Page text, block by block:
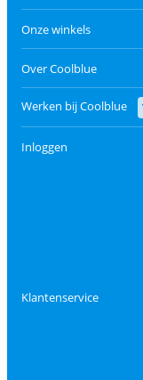
Onze winkels
Over Coolblue
Werken bij Coolblue
Inloggen
Klantenservice